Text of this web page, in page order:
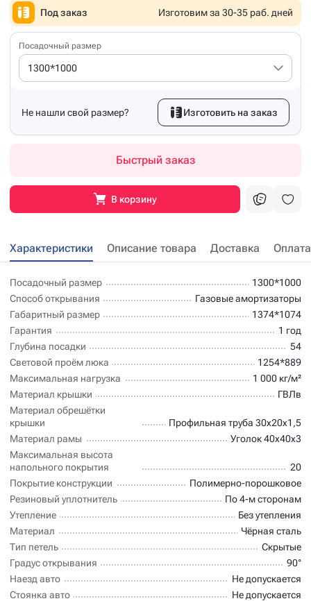
Под заказ Изготовим за 30-35 раб. дней
Посадочный размер
1300*1000
Не нашли свой размер? Изготовить на заказ
Быстрый заказ
В корзину
Характеристики Описание товара Доставка Оплата
Посадочный размер
1300*1000
Способ открывания
Газовые амортизаторы
Габаритный размер
1374*1074
Гарантия
1 год
Глубина посадки
54
Световой проём люка
1254*889
Максимальная нагрузка
1 000 кг/м²
Материал крышки
ГВЛв
Материал обрешётки
крышки
Профильная труба 30х20х1,5
Материал рамы
Уголок 40х40х3
Максимальная высота
напольного покрытия
20
Покрытие конструкции
Полимерно-порошковое
Резиновый уплотнитель
По 4-м сторонам
Утепление
Без утепления
Материал
Чёрная сталь
Тип петель
Скрытые
Градус открывания
90°
Наезд авто
Не допускается
Стоянка авто
Не допускается